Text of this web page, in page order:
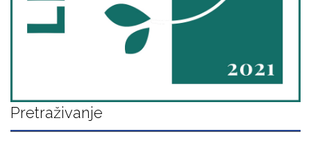
Pretraživanje